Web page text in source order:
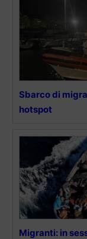
Sbarco di
hotspot
Migranti: in